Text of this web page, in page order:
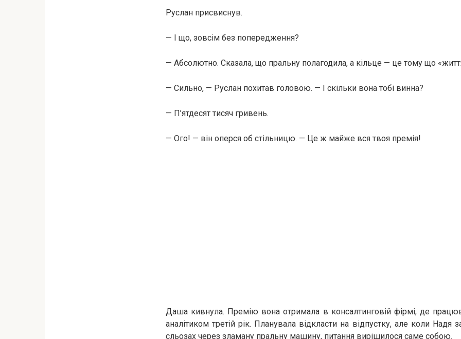
Руслан присвиснув.
— І що, зовсім без попередження?
— Абсолютно. Сказала, що пральну полагодила, а кільце — це тому що
— Сильно, — Руслан похитав головою. — І скільки вона тобі винна?
— П’ятдесят тисяч гривень.
— Ого! — він оперся об стільницю. — Це ж майже вся твоя премія!
Даша кивнула. Премію вона отримала в консалтинговій фірмі, де
аналітиком третій рік. Планувала відкласти на відпустку, але коли Надя
сльозах через зламану пральну машину, питання вирішилося саме собою.